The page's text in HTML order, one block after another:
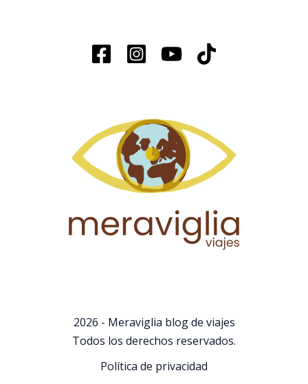
2026 - Meraviglia blog de viajes
Todos los derechos reservados.
Política de privacidad